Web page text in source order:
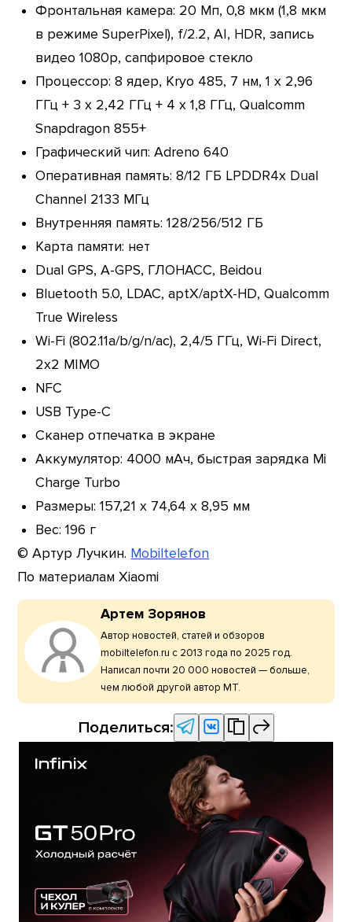
Фронтальная камера: 20 Мп, 0,8 мкм (1,8 мкм
в режиме SuperPixel), f/2.2, AI, HDR, запись
видео 1080р, сапфировое стекло
Процессор: 8 ядер, Kryo 485, 7 нм, 1 х 2,96
ГГц + 3 х 2,42 ГГц + 4 х 1,8 ГГц, Qualcomm
Snapdragon 855+
Графический чип: Adreno 640
Оперативная память: 8/12 ГБ LPDDR4x Dual
Channel 2133 МГц
Внутренняя память: 128/256/512 ГБ
Карта памяти: нет
Dual GPS, A-GPS, ГЛОНАСС, Beidou
Bluetooth 5.0, LDAC, aptX/aptX-HD, Qualcomm
True Wireless
Wi-Fi (802.11a/b/g/n/ac), 2,4/5 ГГц, Wi-Fi Direct,
2х2 MIMO
NFC
USB Type-C
Сканер отпечатка в экране
Аккумулятор: 4000 мАч, быстрая зарядка Mi
Charge Turbo
Размеры: 157,21 х 74,64 х 8,95 мм
Вес: 196 г
© Артур Лучкин. Mobiltelefon
По материалам Xiaomi
Артем Зорянов
Автор новостей, статей и обзоров
mobiltelefon.ru с 2013 года по 2025 год.
Написал почти 20 000 новостей — больше,
чем любой другой автор МТ.
Поделиться: